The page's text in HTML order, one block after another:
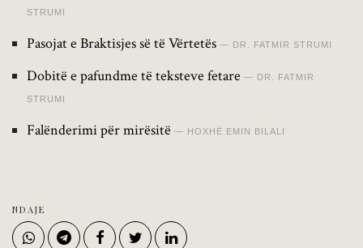
STRUMI
Pasojat e Braktisjes së të Vërtetës DR. FATMIR STRUMI
Dobitë e pafundme të teksteve fetare DR. FATMIR
STRUMI
Falënderimi për mirësitë HOXHË EMIN BILALI
NDAJE